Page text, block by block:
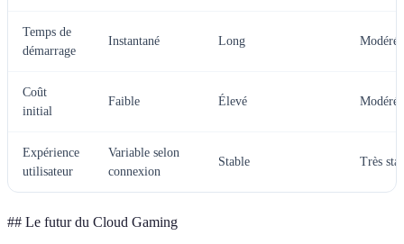
Temps de
démarrage
Instantané Long Modéré
Coût
initial
Faible Élevé Modéré
Expérience
utilisateur
Variable selon
connexion
Stable Très
## Le futur du Cloud Gaming